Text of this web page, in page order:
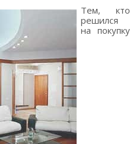
Тем, кто
решился
на покупку